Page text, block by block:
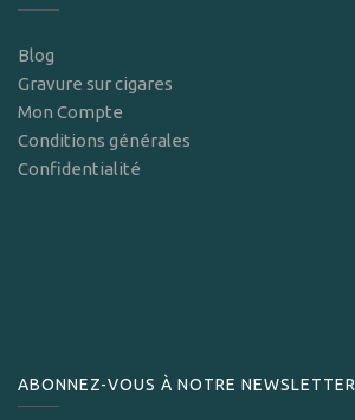
Blog
Gravure sur cigares
Mon Compte
Conditions générales
Confidentialité
ABONNEZ-VOUS À NOTRE NEWSLETTER